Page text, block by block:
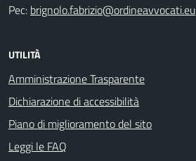
Pec: brignolo.fabrizio@ordineavvocati.eu
UTILITÀ
Amministrazione Trasparente
Dichiarazione di accessibilità
Piano di miglioramento del sito
Leggi le FAQ